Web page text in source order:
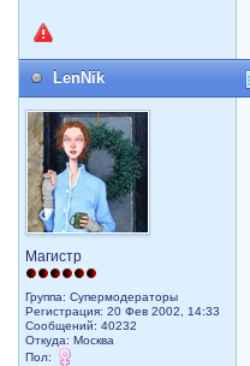
LenNik
Магистр
Группа: Супермодераторы
Регистрация: 20 Фев 2002, 14:33
Сообщений: 40232
Откуда: Москва
Пол: